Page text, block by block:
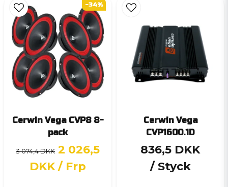
Cerwin Vega CVP8 8-
pack
3 074,4 DKK 2 026,5
DKK / Frp
-34%
Cerwin Vega
CVP1600.1D
836,5 DKK
/ Styck